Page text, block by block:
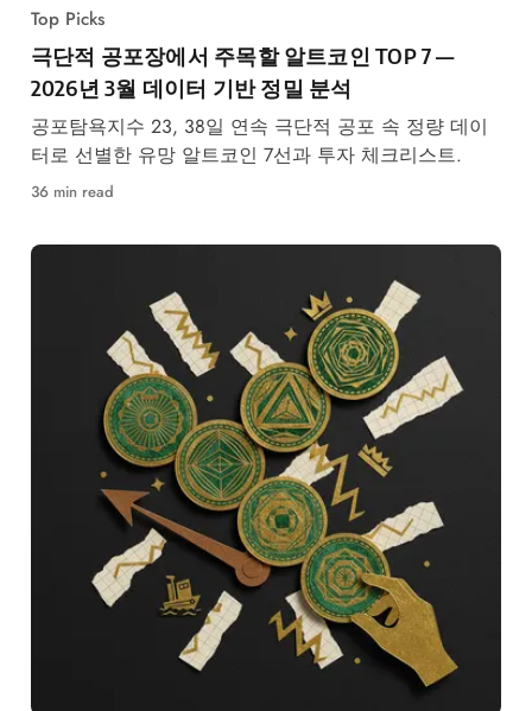
Top Picks
극단적 공포장에서 주목할 알트코인 TOP 7 —
2026년 3월 데이터 기반 정밀 분석
공포탐욕지수 23, 38일 연속 극단적 공포 속 정량 데이
터로 선별한 유망 알트코인 7선과 투자 체크리스트.
36 min read